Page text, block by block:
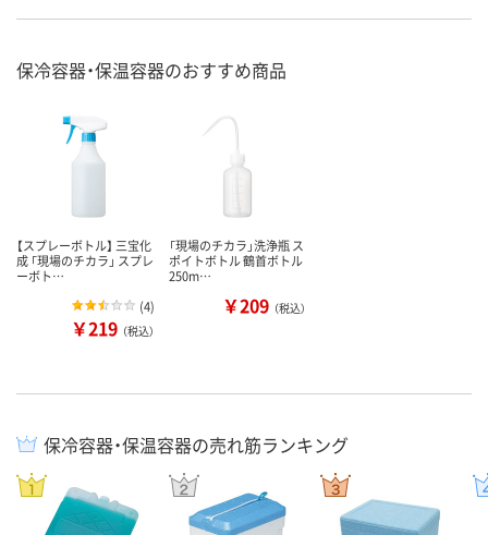
保冷容器・保温容器のおすすめ商品
【スプレーボトル】 三宝化
成 「現場のチカラ」 スプレ
ーボト…
(4)
￥219 （税込）
「現場のチカラ」洗浄瓶 ス
ポイトボトル 鶴首ボトル
250m…
￥209 （税込）
保冷容器・保温容器の売れ筋ランキング